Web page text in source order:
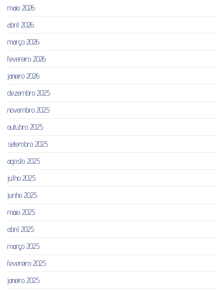
maio 2026
abril 2026
março 2026
fevereiro 2026
janeiro 2026
dezembro 2025
novembro 2025
outubro 2025
setembro 2025
agosto 2025
julho 2025
junho 2025
maio 2025
abril 2025
março 2025
fevereiro 2025
janeiro 2025